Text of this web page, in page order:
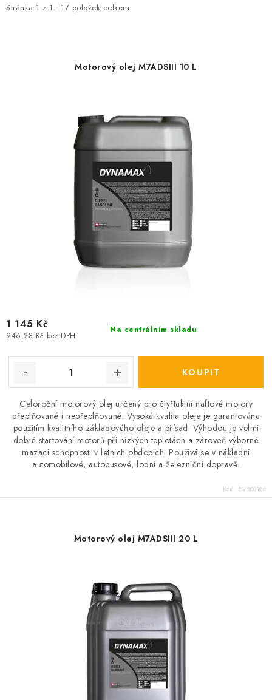
i
Stránka 1 z 1 - 17 položek celkem
e
Motorový olej M7ADSIII 10 L
Na centrálním skladu
946,28 Kč bez DPH
1 145 Kč
Celoroční motorový olej určený pro čtyřtaktní naftové motory
přeplňované i nepřeplňované. Vysoká kvalita oleje je garantována
použitím kvalitního základového oleje a přísad. Výhodou je velmi
dobré startování motorů při nízkých teplotách a zároveň výborné
mazací schopnosti v letních obdobích. Používá se v nákladní
automobilové, autobusové, lodní a železniční dopravě.
Kód: EV500186
Motorový olej M7ADSIII 20 L